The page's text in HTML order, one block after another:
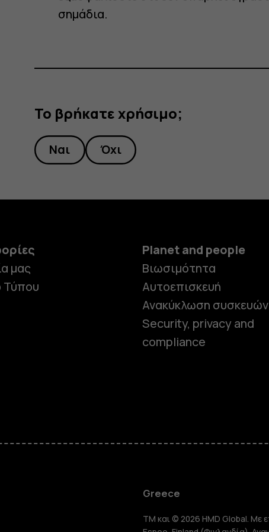
σημάδια.
Το βρήκατε χρήσιμο;
Ναι Όχι
μας
Τύπου
Planet and people
Βιωσιμότητα
Αυτοεπισκευή
Ανακύκλωση συσκευών
Security, privacy and
compliance
Greece
TM και © 2026 HMD Global. Με